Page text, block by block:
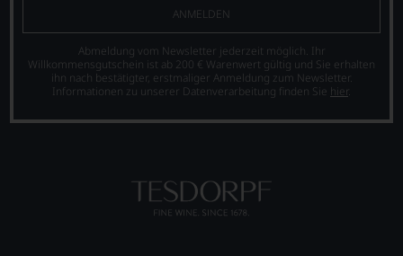
ANMELDEN
Abmeldung vom Newsletter jederzeit möglich. Ihr
Willkommensgutschein ist ab 200 € Warenwert gültig und Sie erhalten
ihn nach bestätigter, erstmaliger Anmeldung zum Newsletter.
Informationen zu unserer Datenverarbeitung finden Sie hier.